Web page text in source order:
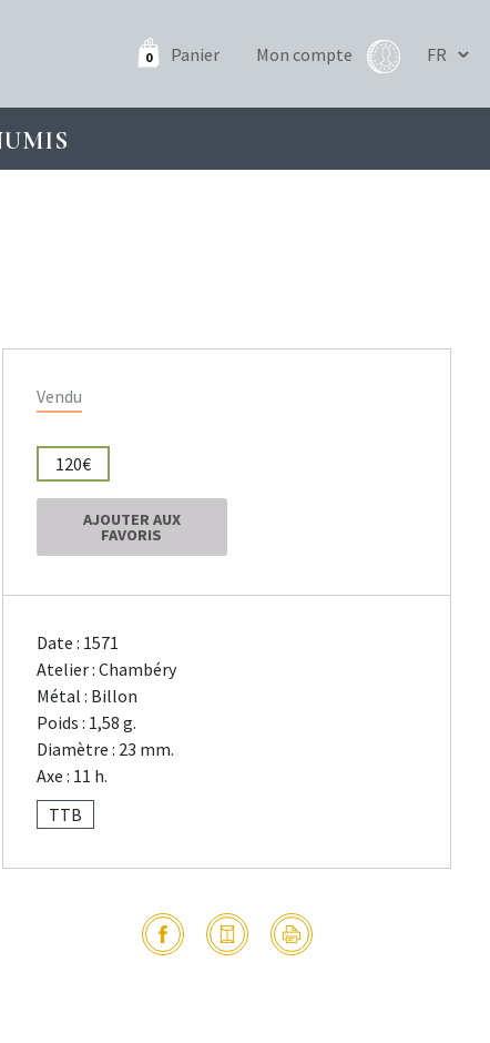
0 Panier Mon compte
Vendu
120€
AJOUTER AUX
FAVORIS
Date : 1571
Atelier : Chambéry
Métal : Billon
Poids : 1,58 g.
Diamètre : 23 mm.
Axe : 11 h.
TTB